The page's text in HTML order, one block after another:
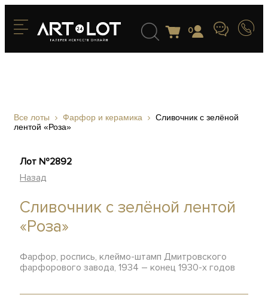
0
Все лоты Фарфор и керамика
Сливочник с зелёной
лентой «Роза»
Лот №2892
Назад
Сливочник с зелёной лентой
«Роза»
Фарфор, роспись, клеймо-штамп Дмитровского
фарфорового завода, 1934 – конец 1930-х годов